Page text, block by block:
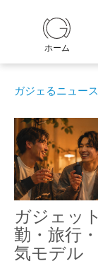
ホーム
ガジェるニュー
ガジェッ
勤・旅行
気モデル